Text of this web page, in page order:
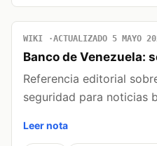
WIKI ACTUALIZADO 5 MAYO
Banco de Venezuela:
Referencia editorial
seguridad para noticias
Leer nota